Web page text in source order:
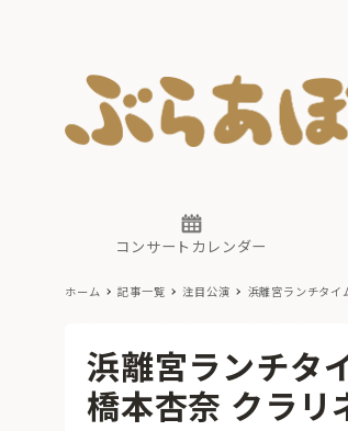
コンサートカレンダー
ホーム 記事一覧 注目公演 浜離宮ランチタ
浜離宮ランチタ
橋本杏奈 クラリ